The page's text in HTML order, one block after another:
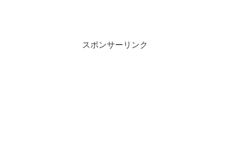
スポンサーリンク